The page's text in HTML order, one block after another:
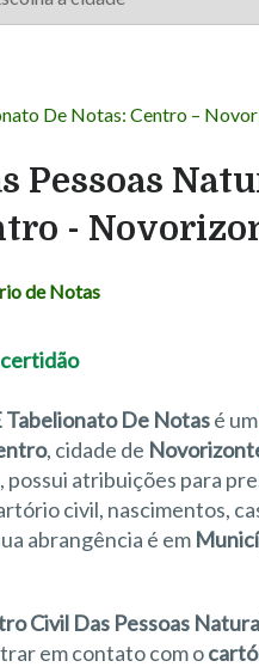
De Notas: Centro –
Pessoas
-
de Notas
Tabelionato De Notasé um
, cidade de
atribuições para
civil, nascimentos,
abrangência é em
Civil Das Pessoas
em contato com o